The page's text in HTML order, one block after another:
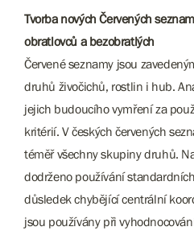
Tvorba nových Červených
obratlovců a bezobratlých
​​​​​​​Červené seznamy jsou
druhů živočichů, rostlin i hub.
jejich budoucího vymření za
kritérií. V českých červených
téměř všechny skupiny druhů.
dodrženo používání
důsledek chybějící centrální
jsou používány při